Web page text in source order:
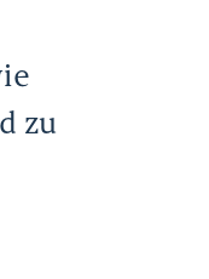
zu